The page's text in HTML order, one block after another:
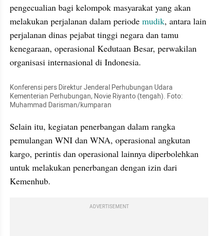
pengecualian bagi kelompok masyarakat yang akan
melakukan perjalanan dalam periode mudik, antara lain
perjalanan dinas pejabat tinggi negara dan tamu
kenegaraan, operasional Kedutaan Besar, perwakilan
organisasi internasional di Indonesia.
Konferensi pers Direktur Jenderal Perhubungan Udara
Kementerian Perhubungan, Novie Riyanto (tengah). Foto:
Muhammad Darisman/kumparan
Selain itu, kegiatan penerbangan dalam rangka
pemulangan WNI dan WNA, operasional angkutan
kargo, perintis dan operasional lainnya diperbolehkan
untuk melakukan penerbangan dengan izin dari
Kemenhub.
ADVERTISEMENT